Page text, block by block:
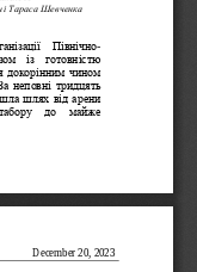
Тараса Шевченка
Північно-
із  готовністю
докорінним чином
неповні тридцять
шлях від арени
табору  до  майже
December 20, 2023